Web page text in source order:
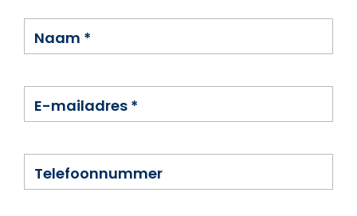
Naam *
E-mailadres *
Telefoonnummer